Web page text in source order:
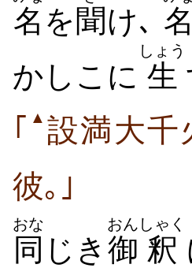
名 を 聞け､ 名
かしこに 生
しょう
｢ ▲ 設満大千
彼｡｣
同
おな
じき 御
おん
釈
しゃく